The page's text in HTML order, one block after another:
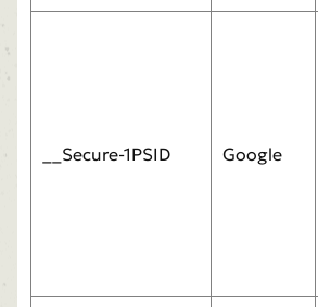
__Secure-1PSID Google